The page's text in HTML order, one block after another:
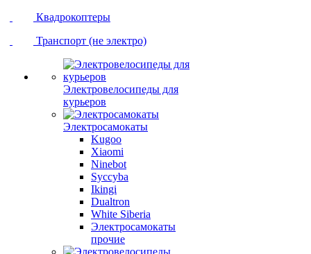
Квадрокоптеры
Транспорт (не электро)
Электровелосипеды для
курьеров
Электросамокаты
Kugoo
Xiaomi
Ninebot
Syccyba
Ikingi
Dualtron
White Siberia
Электросамокаты
прочие